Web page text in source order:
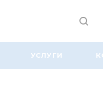
УСЛУГИ